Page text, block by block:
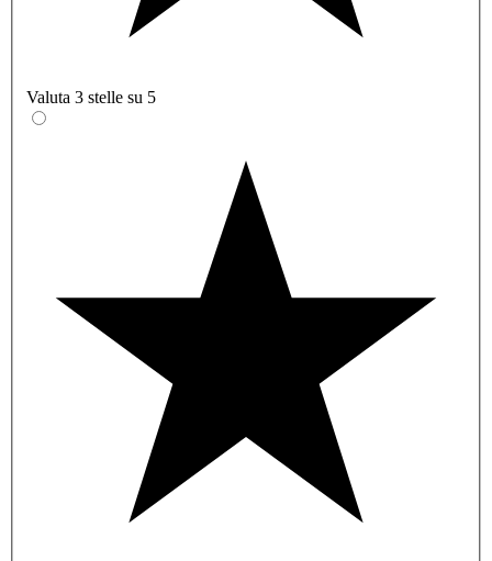
Valuta 3 stelle su 5